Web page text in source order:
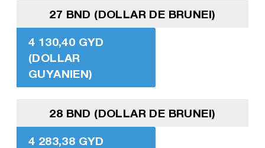
27 BND (DOLLAR DE BRUNEI)
4 130,40 GYD
(DOLLAR
GUYANIEN)
28 BND (DOLLAR DE BRUNEI)
4 283,38 GYD